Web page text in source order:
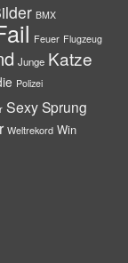
BMX
Feuer Flugzeug
Junge Katze
Polizei
SexySprung
Weltrekord Win